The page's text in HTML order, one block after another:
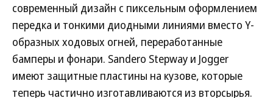
современный дизайн с пиксельным оформлением
передка и тонкими диодными линиями вместо Y-
образных ходовых огней, переработанные
бамперы и фонари. Sandero Stepway и Jogger
имеют защитные пластины на кузове, которые
теперь частично изготавливаются из вторсырья.